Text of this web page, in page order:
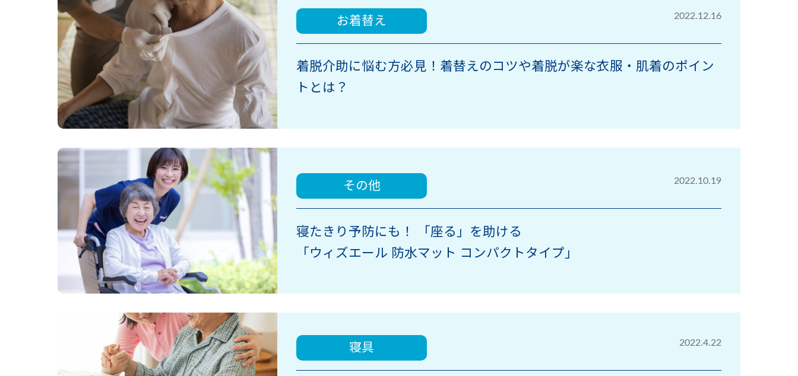
お着替え 2022.12.16
着脱介助に悩む方必見！着替えのコツや着脱が楽な衣服・肌着のポイン
トとは？
その他 2022.10.19
寝たきり予防にも！ 「座る」を助ける
「ウィズエール 防水マット コンパクトタイプ」
寝具 2022.4.22